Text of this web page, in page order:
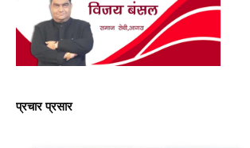
प्रचार प्रसार